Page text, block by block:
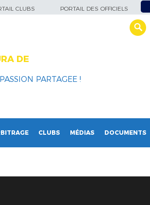
CLUBS PORTAIL DES OFFICIELS
DE
PARTAGEE !
CLUBS MÉDIAS DOCUMENTS